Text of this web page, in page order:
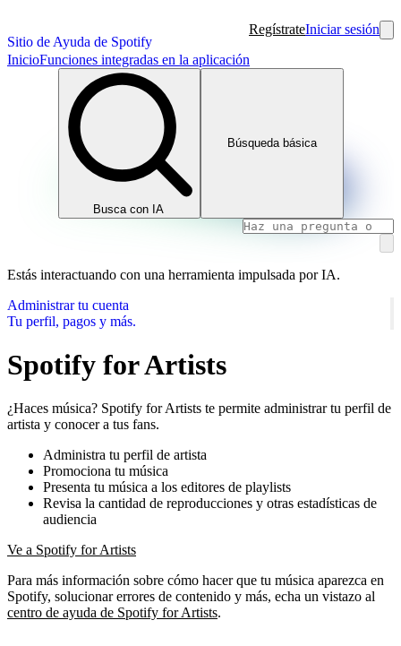
Sitio de Ayuda de Spotify
RegístrateIniciar sesión
InicioFunciones integradas en la aplicación
Busca con IA
Búsqueda básica
Estás interactuando con una herramienta impulsada por IA.
Administrar tu cuenta
Tu perfil, pagos y más.
Spotify for Artists
¿Haces música? Spotify for Artists te permite administrar tu perfil de
artista y conocer a tus fans.
Administra tu perfil de artista
Promociona tu música
Presenta tu música a los editores de playlists
Revisa la cantidad de reproducciones y otras estadísticas de
audiencia
Ve a Spotify for Artists
Para más información sobre cómo hacer que tu música aparezca en
Spotify, solucionar errores de contenido y más, echa un vistazo al
centro de ayuda de Spotify for Artists.